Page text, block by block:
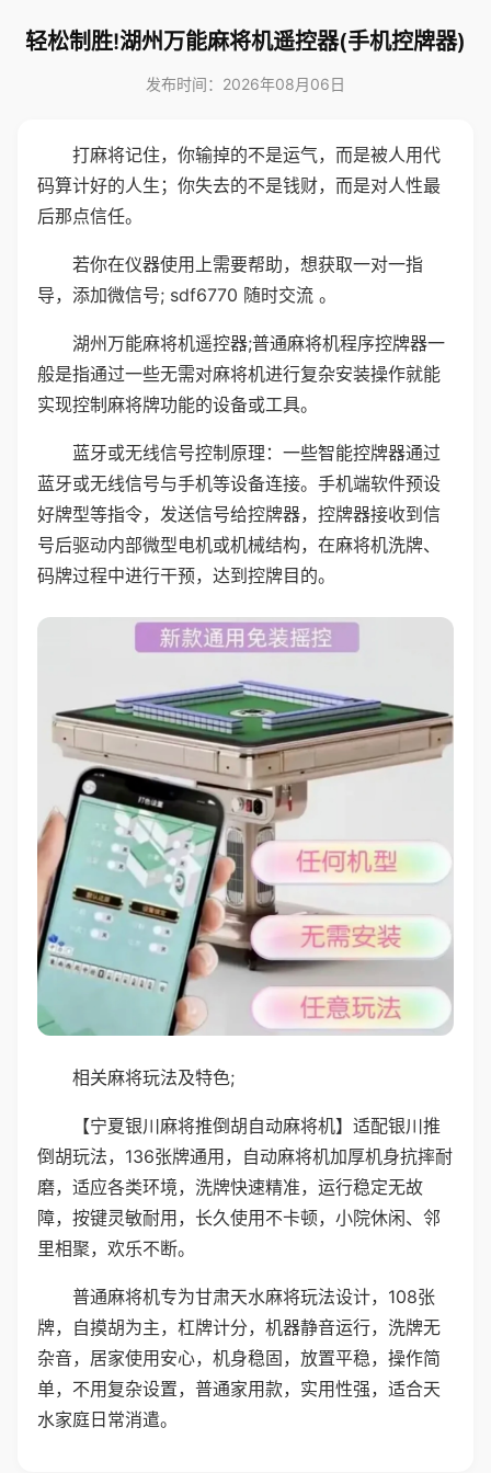
轻松制胜!湖州万能麻将机遥控器(手机控牌器)
发布时间：2026年08月06日
打麻将记住，你输掉的不是运气，而是被人用代
码算计好的人生；你失去的不是钱财，而是对人性最
后那点信任。
若你在仪器使用上需要帮助，想获取一对一指
导，添加微信号; sdf6770 随时交流 。
湖州万能麻将机遥控器;普通麻将机程序控牌器一
般是指通过一些无需对麻将机进行复杂安装操作就能
实现控制麻将牌功能的设备或工具。
蓝牙或无线信号控制原理：一些智能控牌器通过
蓝牙或无线信号与手机等设备连接。手机端软件预设
好牌型等指令，发送信号给控牌器，控牌器接收到信
号后驱动内部微型电机或机械结构，在麻将机洗牌、
码牌过程中进行干预，达到控牌目的。
相关麻将玩法及特色;
【宁夏银川麻将推倒胡自动麻将机】适配银川推
倒胡玩法，136张牌通用，自动麻将机加厚机身抗摔耐
磨，适应各类环境，洗牌快速精准，运行稳定无故
障，按键灵敏耐用，长久使用不卡顿，小院休闲、邻
里相聚，欢乐不断。
普通麻将机专为甘肃天水麻将玩法设计，108张
牌，自摸胡为主，杠牌计分，机器静音运行，洗牌无
杂音，居家使用安心，机身稳固，放置平稳，操作简
单，不用复杂设置，普通家用款，实用性强，适合天
水家庭日常消遣。